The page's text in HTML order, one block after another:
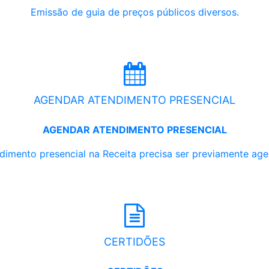
Emissão de guia de preços públicos diversos.
AGENDAR ATENDIMENTO PRESENCIAL
AGENDAR ATENDIMENTO PRESENCIAL
presencial na Receita precisa ser previamente
CERTIDÕES